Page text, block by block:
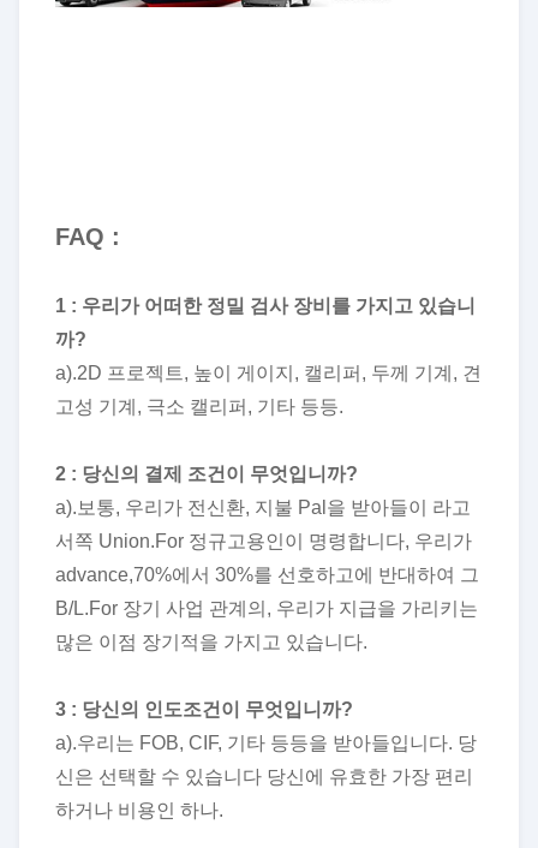
FAQ :
1 : 우리가 어떠한 정밀 검사 장비를 가지고 있습니
까?
a).2D 프로젝트, 높이 게이지, 캘리퍼, 두께 기계, 견
고성 기계, 극소 캘리퍼, 기타 등등.
2 : 당신의 결제 조건이 무엇입니까?
a).보통, 우리가 전신환, 지불 Pal을 받아들이 라고
서쪽 Union.For 정규고용인이 명령합니다, 우리가
advance,70%에서 30%를 선호하고에 반대하여 그
B/L.For 장기 사업 관계의, 우리가 지급을 가리키는
많은 이점 장기적을 가지고 있습니다.
3 : 당신의 인도조건이 무엇입니까?
a).우리는 FOB, CIF, 기타 등등을 받아들입니다. 당
신은 선택할 수 있습니다 당신에 유효한 가장 편리
하거나 비용인 하나.